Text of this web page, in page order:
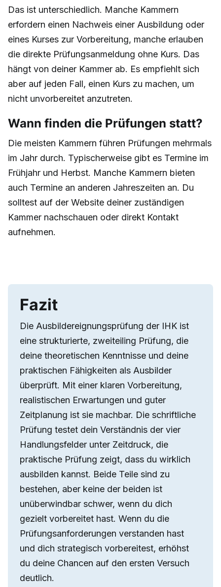
Das ist unterschiedlich. Manche Kammern
erfordern einen Nachweis einer Ausbildung oder
eines Kurses zur Vorbereitung, manche erlauben
die direkte Prüfungsanmeldung ohne Kurs. Das
hängt von deiner Kammer ab. Es empfiehlt sich
aber auf jeden Fall, einen Kurs zu machen, um
nicht unvorbereitet anzutreten.
Wann finden die Prüfungen statt?
Die meisten Kammern führen Prüfungen mehrmals
im Jahr durch. Typischerweise gibt es Termine im
Frühjahr und Herbst. Manche Kammern bieten
auch Termine an anderen Jahreszeiten an. Du
solltest auf der Website deiner zuständigen
Kammer nachschauen oder direkt Kontakt
aufnehmen.
Fazit
Die Ausbildereignungsprüfung der IHK ist
eine strukturierte, zweiteiling Prüfung, die
deine theoretischen Kenntnisse und deine
praktischen Fähigkeiten als Ausbilder
überprüft. Mit einer klaren Vorbereitung,
realistischen Erwartungen und guter
Zeitplanung ist sie machbar. Die schriftliche
Prüfung testet dein Verständnis der vier
Handlungsfelder unter Zeitdruck, die
praktische Prüfung zeigt, dass du wirklich
ausbilden kannst. Beide Teile sind zu
bestehen, aber keine der beiden ist
unüberwindbar schwer, wenn du dich
gezielt vorbereitet hast. Wenn du die
Prüfungsanforderungen verstanden hast
und dich strategisch vorbereitest, erhöhst
du deine Chancen auf den ersten Versuch
deutlich.